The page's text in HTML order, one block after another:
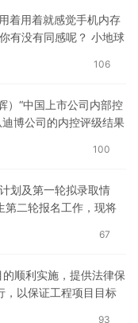
着用着就感觉手机内存
有没有同感呢？ 小地球
106
）“中国上市公司内部控
博公司的内控评级结果
100
划及第一轮拟录取情
第二轮报名工作，现将
67
顺利实施，提供法律保
，以保证工程项目目标
93